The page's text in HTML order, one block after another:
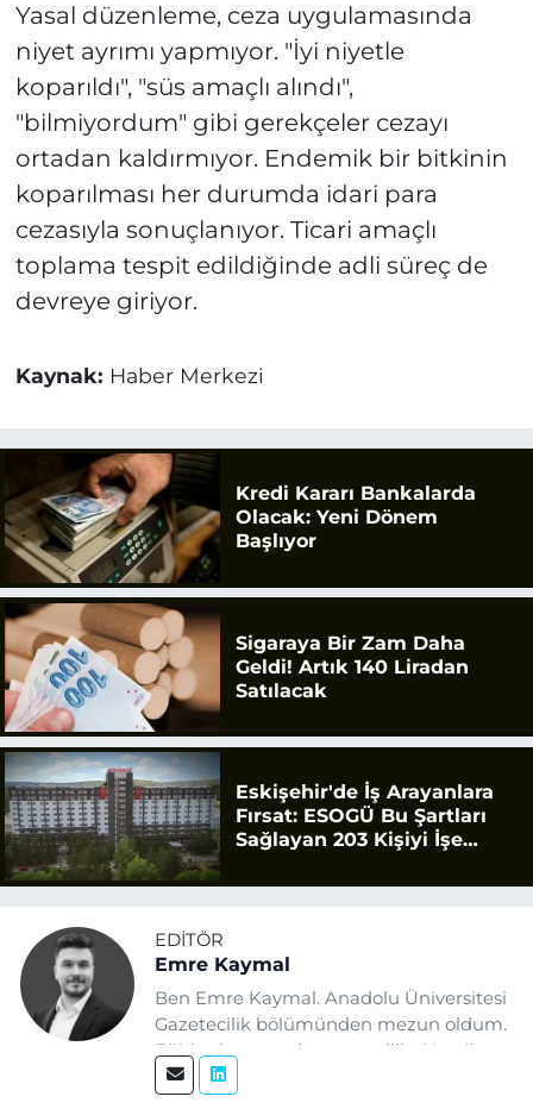
Yasal düzenleme, ceza uygulamasında
niyet ayrımı yapmıyor. "İyi niyetle
koparıldı", "süs amaçlı alındı",
"bilmiyordum" gibi gerekçeler cezayı
ortadan kaldırmıyor. Endemik bir bitkinin
koparılması her durumda idari para
cezasıyla sonuçlanıyor. Ticari amaçlı
toplama tespit edildiğinde adli süreç de
devreye giriyor.
Kaynak: Haber Merkezi
Kredi Kararı Bankalarda
Olacak: Yeni Dönem
Başlıyor
Sigaraya Bir Zam Daha
Geldi! Artık 140 Liradan
Satılacak
Eskişehir'de İş Arayanlara
Fırsat: ESOGÜ Bu Şartları
Sağlayan 203 Kişiyi İşe
EDITÖR
Emre Kaymal
Ben Emre Kaymal. Anadolu Üniversitesi
Gazetecilik bölümünden mezun oldum.
Eğitim hayatım boyunca dijital içerik
üretimi ve arama motoru